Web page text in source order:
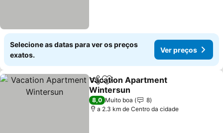
Selecione as datas para ver os preços
exatos.
Ver preços
PartilharAdicionar aos favoritos
Vacation Apartment
Wintersun
Ver preços
8,0 Muito boa
8
a 2.3 km de Centro da cidade